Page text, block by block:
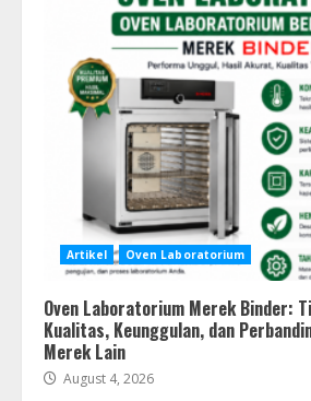
Artikel Oven Laboratorium
Oven Laboratorium Merek Binder:
Kualitas, Keunggulan, dan
Merek Lain
August 4, 2026